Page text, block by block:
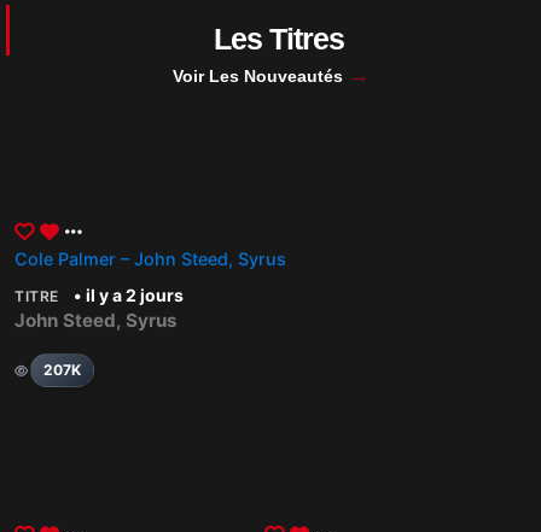
Les Titres
Voir Les Nouveautés →
Cole Palmer – John Steed, Syrus
TITRE • il y a 2 jours
John Steed, Syrus
207K